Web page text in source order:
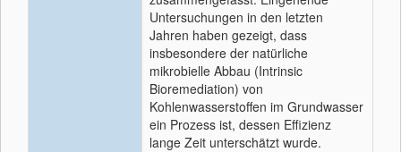
Untersuchungen in den letzten
Jahren haben gezeigt, dass
insbesondere der natürliche
mikrobielle Abbau (Intrinsic
Bioremediation) von
Kohlenwasserstoffen im Grundwasser
ein Prozess ist, dessen Effizienz
lange Zeit unterschätzt wurde.